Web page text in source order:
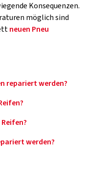
Konsequenzen.
möglich sind
neuen Pneu
repariert werden?
werden?